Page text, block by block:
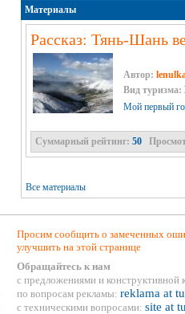
Материалы
Рассказ: Тянь-Шань
Автор:
Вид туризма:
Мой первый
Суммарный рейтинг: 50
Все материалы
Просим сообщить о замеченных
улучшить на этой странице
Обращайтесь к нам
с предложениями и конструктивной
по вопросам рекламы: reklama at
с техническими вопросами: site at